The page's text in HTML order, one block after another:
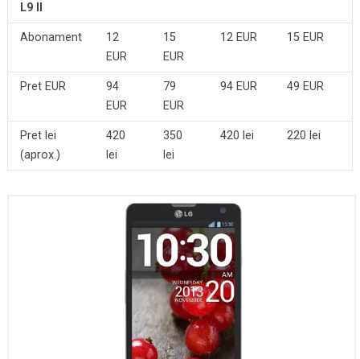
L9 II
Abonament
12
EUR
15
EUR
12 EUR 15 EUR
Pret EUR
94
EUR
79
EUR
94 EUR 49 EUR
Pret lei
(aprox.)
420
lei
350
lei
420 lei 220 lei